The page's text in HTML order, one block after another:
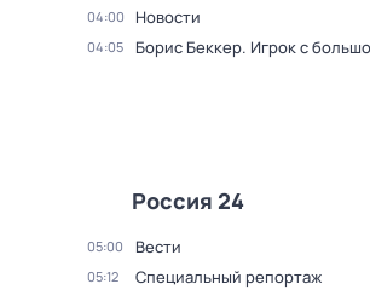
04:00 Новости
04:05 Борис Беккер. Игрок с
Россия 24
05:00 Вести
05:12 Специальный репортаж